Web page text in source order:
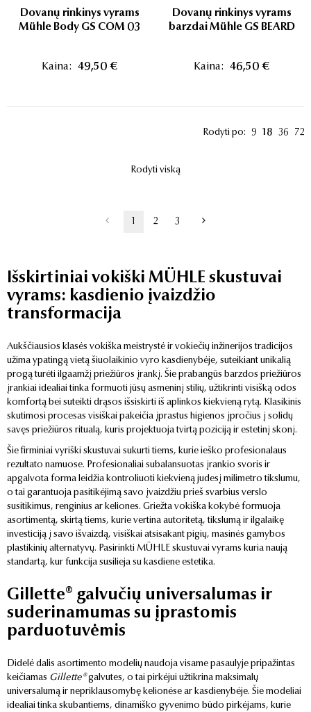
Dovanų rinkinys vyrams
Mühle Body GS COM 03
Kaina: 49,50 €
Dovanų rinkinys vyrams
barzdai Mühle GS BEARD
Kaina: 46,50 €
Rodyti po: 9 18 36 72
Rodyti viską
1 2 3
Išskirtiniai vokiški MÜHLE skustuvai
vyrams: kasdienio įvaizdžio
transformacija
Aukščiausios klasės vokiška meistrystė ir vokiečių inžinerijos tradicijos
užima ypatingą vietą šiuolaikinio vyro kasdienybėje, suteikiant unikalią
progą turėti ilgaamžį priežiūros įrankį. Šie prabangūs barzdos priežiūros
įrankiai idealiai tinka formuoti jūsų asmeninį stilių, užtikrinti visišką odos
komfortą bei suteikti drąsos išsiskirti iš aplinkos kiekvieną rytą. Klasikinis
skutimosi procesas visiškai pakeičia įprastus higienos įpročius į solidų
savęs priežiūros ritualą, kuris projektuoja tvirtą poziciją ir estetinį skonį.
Šie firminiai vyriški skustuvai sukurti tiems, kurie ieško profesionalaus
rezultato namuose. Profesionaliai subalansuotas įrankio svoris ir
apgalvota forma leidžia kontroliuoti kiekvieną judesį milimetro tikslumu,
o tai garantuoja pasitikėjimą savo įvaizdžiu prieš svarbius verslo
susitikimus, renginius ar keliones. Griežta vokiška kokybė formuoja
asortimentą, skirtą tiems, kurie vertina autoritetą, tikslumą ir ilgalaikę
investiciją į savo išvaizdą, visiškai atsisakant pigių, masinės gamybos
plastikinių alternatyvų. Pasirinkti MÜHLE skustuvai vyrams kuria naują
standartą, kur funkcija susilieja su kasdiene estetika.
Gillette® galvučių universalumas ir
suderinamumas su įprastomis
parduotuvėmis
Didelė dalis asortimento modelių naudoja visame pasaulyje pripažintas
keičiamas Gillette®galvutes, o tai pirkėjui užtikrina maksimalų
universalumą ir nepriklausomybę kelionėse ar kasdienybėje. Šie modeliai
idealiai tinka skubantiems, dinamiško gyvenimo būdo pirkėjams, kurie